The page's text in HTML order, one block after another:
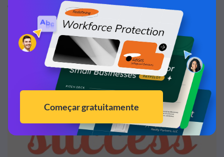
desistiram.” – Thomas A. Edison